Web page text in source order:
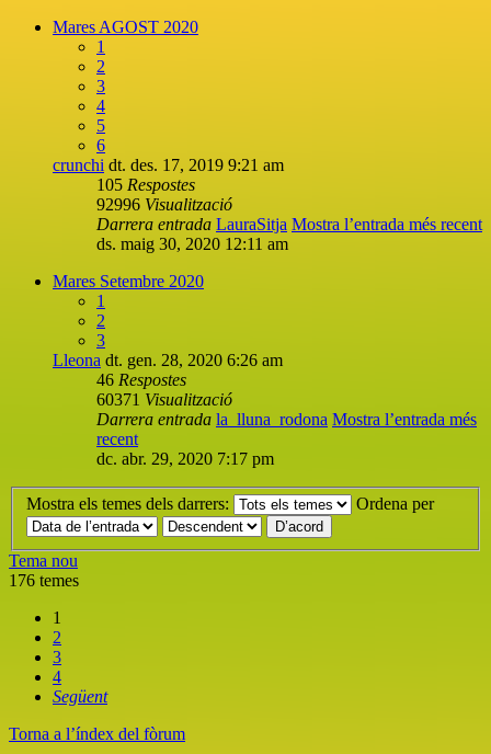
Mares AGOST 2020
1
2
3
4
5
6
crunchi dt. des. 17, 2019 9:21 am
105 Respostes
92996 Visualització
Darrera entrada LauraSitja Mostra l’entrada més recent
ds. maig 30, 2020 12:11 am
Mares Setembre 2020
1
2
3
Lleona dt. gen. 28, 2020 6:26 am
46 Respostes
60371 Visualització
Darrera entrada la_lluna_rodona Mostra l’entrada més
recent
dc. abr. 29, 2020 7:17 pm
Mostra els temes dels darrers: Ordena per
Tema nou
176 temes
1
2
3
4
Següent
Torna a l’índex del fòrum